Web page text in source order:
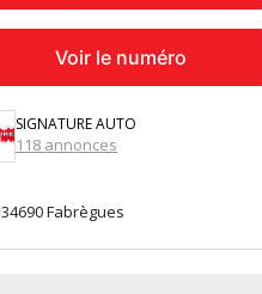
Voir le numéro
SIGNATURE AUTO
118 annonces
34690 Fabrègues